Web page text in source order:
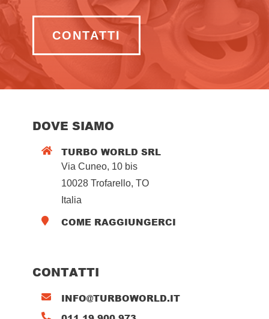
CONTATTI
DOVE SIAMO
 TURBO WORLD SRL
Via Cuneo, 10 bis
10028 Trofarello, TO
Italia
 COME RAGGIUNGERCI
CONTATTI
 INFO@TURBOWORLD.IT
